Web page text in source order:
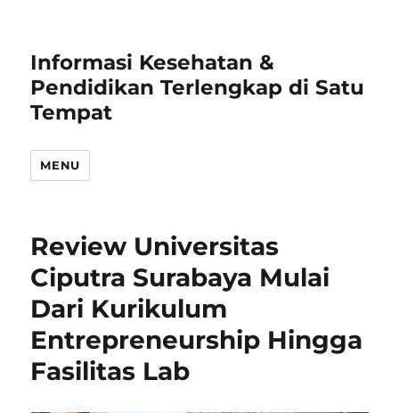
Informasi Kesehatan &
Pendidikan Terlengkap di Satu
Tempat
MENU
Review Universitas
Ciputra Surabaya Mulai
Dari Kurikulum
Entrepreneurship Hingga
Fasilitas Lab